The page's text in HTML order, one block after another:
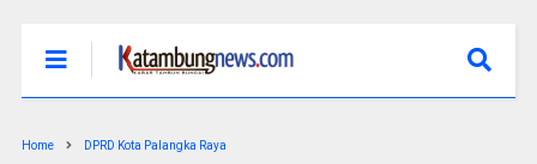
Home DPRD Kota Palangka Raya